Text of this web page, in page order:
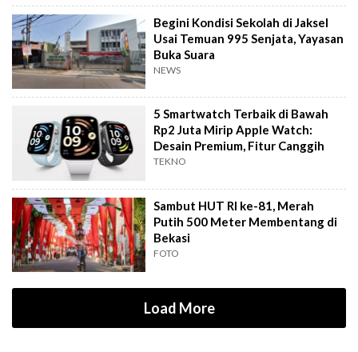
Begini Kondisi Sekolah di Jaksel
Usai Temuan 995 Senjata, Yayasan
Buka Suara
NEWS
5 Smartwatch Terbaik di Bawah
Rp2 Juta Mirip Apple Watch:
Desain Premium, Fitur Canggih
TEKNO
Sambut HUT RI ke-81, Merah
Putih 500 Meter Membentang di
Bekasi
FOTO
Load More